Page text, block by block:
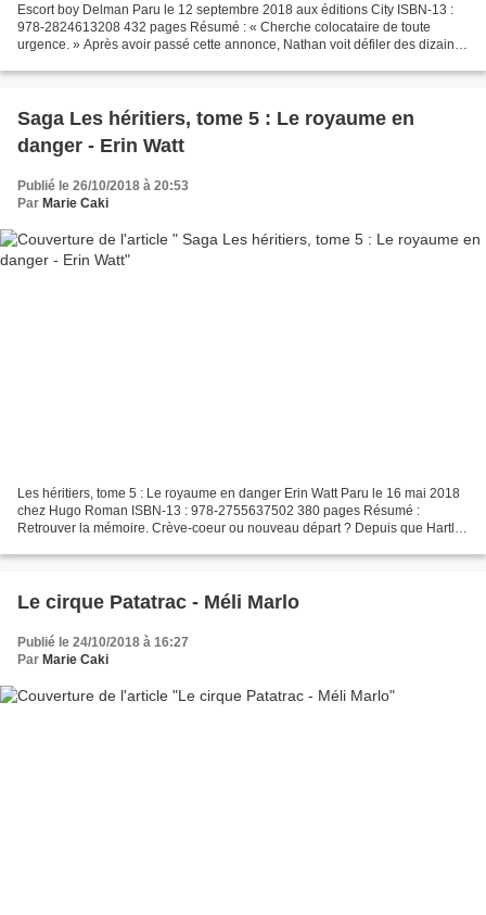
Escort boy Delman Paru le 12 septembre 2018 aux éditions City ISBN-13 :
978-2824613208 432 pages Résumé : « Cherche colocataire de toute
urgence. » Après avoir passé cette annonce, Nathan voit défiler des dizaines
Saga Les héritiers, tome 5 : Le royaume en
danger - Erin Watt
Publié le 26/10/2018 à 20:53
Par Marie Caki
Les héritiers, tome 5 : Le royaume en danger Erin Watt Paru le 16 mai 2018
chez Hugo Roman ISBN-13 : 978-2755637502 380 pages Résumé :
Retrouver la mémoire. Crève-coeur ou nouveau départ ? Depuis que Hartley
Le cirque Patatrac - Méli Marlo
Publié le 24/10/2018 à 16:27
Par Marie Caki